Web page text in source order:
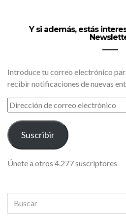
Y si además, estás
Introduce tu correo electrónico
recibir notificaciones de nuevas
DIRECCIÓN
DE
CORREO
ELECTRÓNICO
Suscribir
Únete a otros 4.277 suscriptores
FOR: